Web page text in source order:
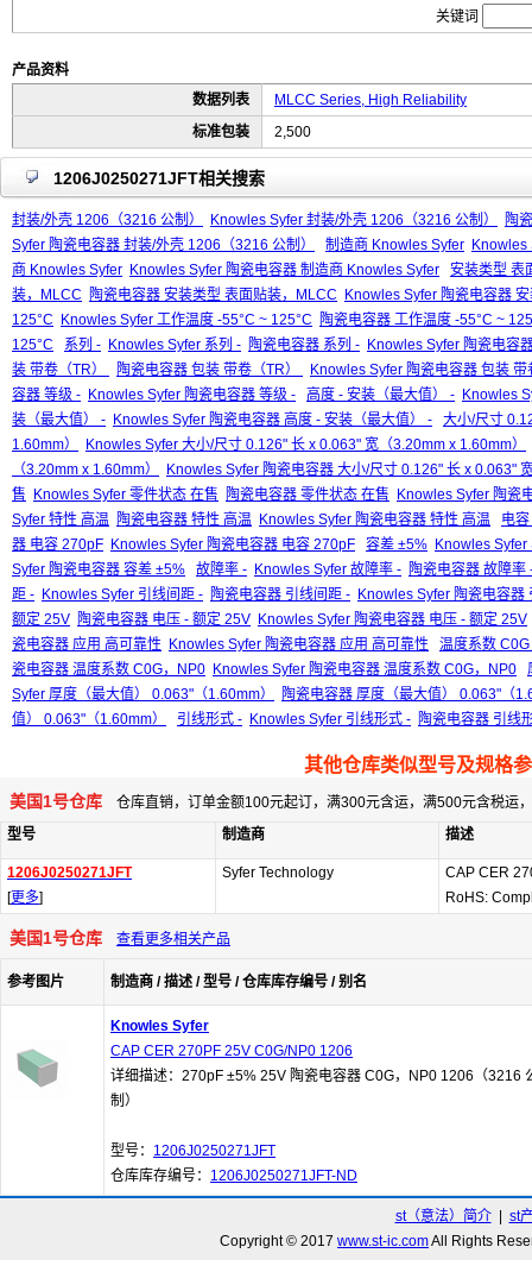
关键词
产品资料
数据列表
MLCC Series, High Reliability
标准包装
2,500
1206J0250271JFT相关搜索
封装/外壳 1206（3216 公制） Knowles Syfer 封装/外壳 1206（3216 公制）
陶
Syfer 陶瓷电容器 封装/外壳 1206（3216 公制）
制造商 Knowles Syfer Knowles
商 Knowles Syfer Knowles Syfer 陶瓷电容器 制造商 Knowles Syfer
安装类型 表
装，MLCC
陶瓷电容器 安装类型 表面贴装，MLCC
Knowles Syfer 陶瓷电容器
125°C
Knowles Syfer 工作温度 -55°C ~ 125°C
陶瓷电容器 工作温度 -55°C ~
125°C
系列 - Knowles Syfer 系列 - 陶瓷电容器 系列 - Knowles Syfer 陶瓷电容
装 带卷（TR）
陶瓷电容器 包装 带卷（TR）
Knowles Syfer 陶瓷电容器 包装
容器 等级 - Knowles Syfer 陶瓷电容器 等级 - 高度 - 安装（最大值） - Knowles
装（最大值） - Knowles Syfer 陶瓷电容器 高度 - 安装（最大值） -
大小/尺寸
1.60mm）
Knowles Syfer 大小/尺寸 0.126" 长 x 0.063" 宽（3.20mm x 1.60mm）
（3.20mm x 1.60mm）
Knowles Syfer 陶瓷电容器 大小/尺寸 0.126" 长 x 0.063"
售
Knowles Syfer 零件状态 在售 陶瓷电容器 零件状态 在售
Knowles Syfer 陶瓷
Syfer 特性 高温
陶瓷电容器 特性 高温 Knowles Syfer 陶瓷电容器 特性 高温
电
器 电容 270pF Knowles Syfer 陶瓷电容器 电容 270pF 容差 ±5% Knowles Syfer
Syfer 陶瓷电容器 容差 ±5%
故障率 - Knowles Syfer 故障率 - 陶瓷电容器 故障率
距 - Knowles Syfer 引线间距 - 陶瓷电容器 引线间距 - Knowles Syfer 陶瓷电容器
额定 25V 陶瓷电容器 电压 - 额定 25V Knowles Syfer 陶瓷电容器 电压 - 额定 25V
瓷电容器 应用 高可靠性
Knowles Syfer 陶瓷电容器 应用 高可靠性
温度系数
瓷电容器 温度系数 C0G，NP0 Knowles Syfer 陶瓷电容器 温度系数 C0G，NP0
Syfer 厚度（最大值） 0.063"（1.60mm）
陶瓷电容器 厚度（最大值） 0.063"（
值） 0.063"（1.60mm）
引线形式 - Knowles Syfer 引线形式 - 陶瓷电容器 引线
其他仓库类似型号及规格
美国1号仓库 仓库直销，订单金额100元起订，满300元含运，满500元含税运
型号
制造商 描述
1206J0250271JFT
[更多]
Syfer Technology
CAP CER
RoHS:
美国1号仓库 查看更多相关产品
参考图片 制造商 / 描述 / 型号 / 仓库库存编号 / 别名
Knowles Syfer
CAP CER 270PF 25V C0G/NP0 1206
详细描述：270pF ±5% 25V 陶瓷电容器 C0G，NP0 1206（3216
制）
型号： 1206J0250271JFT
仓库库存编号： 1206J0250271JFT-ND
st（意法）简介| st
Copyright © 2017 www.st-ic.comAll Rights